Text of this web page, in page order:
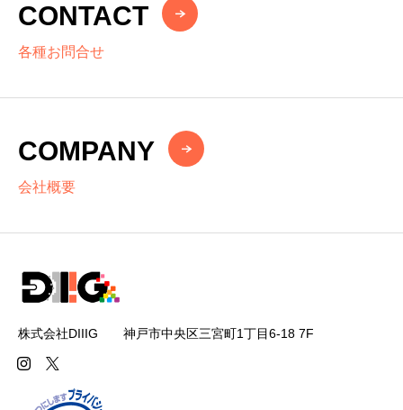
CONTACT
各種お問合せ
COMPANY
会社概要
株式会社DIIIG 神戸市中央区三宮町1丁目6-18 7F